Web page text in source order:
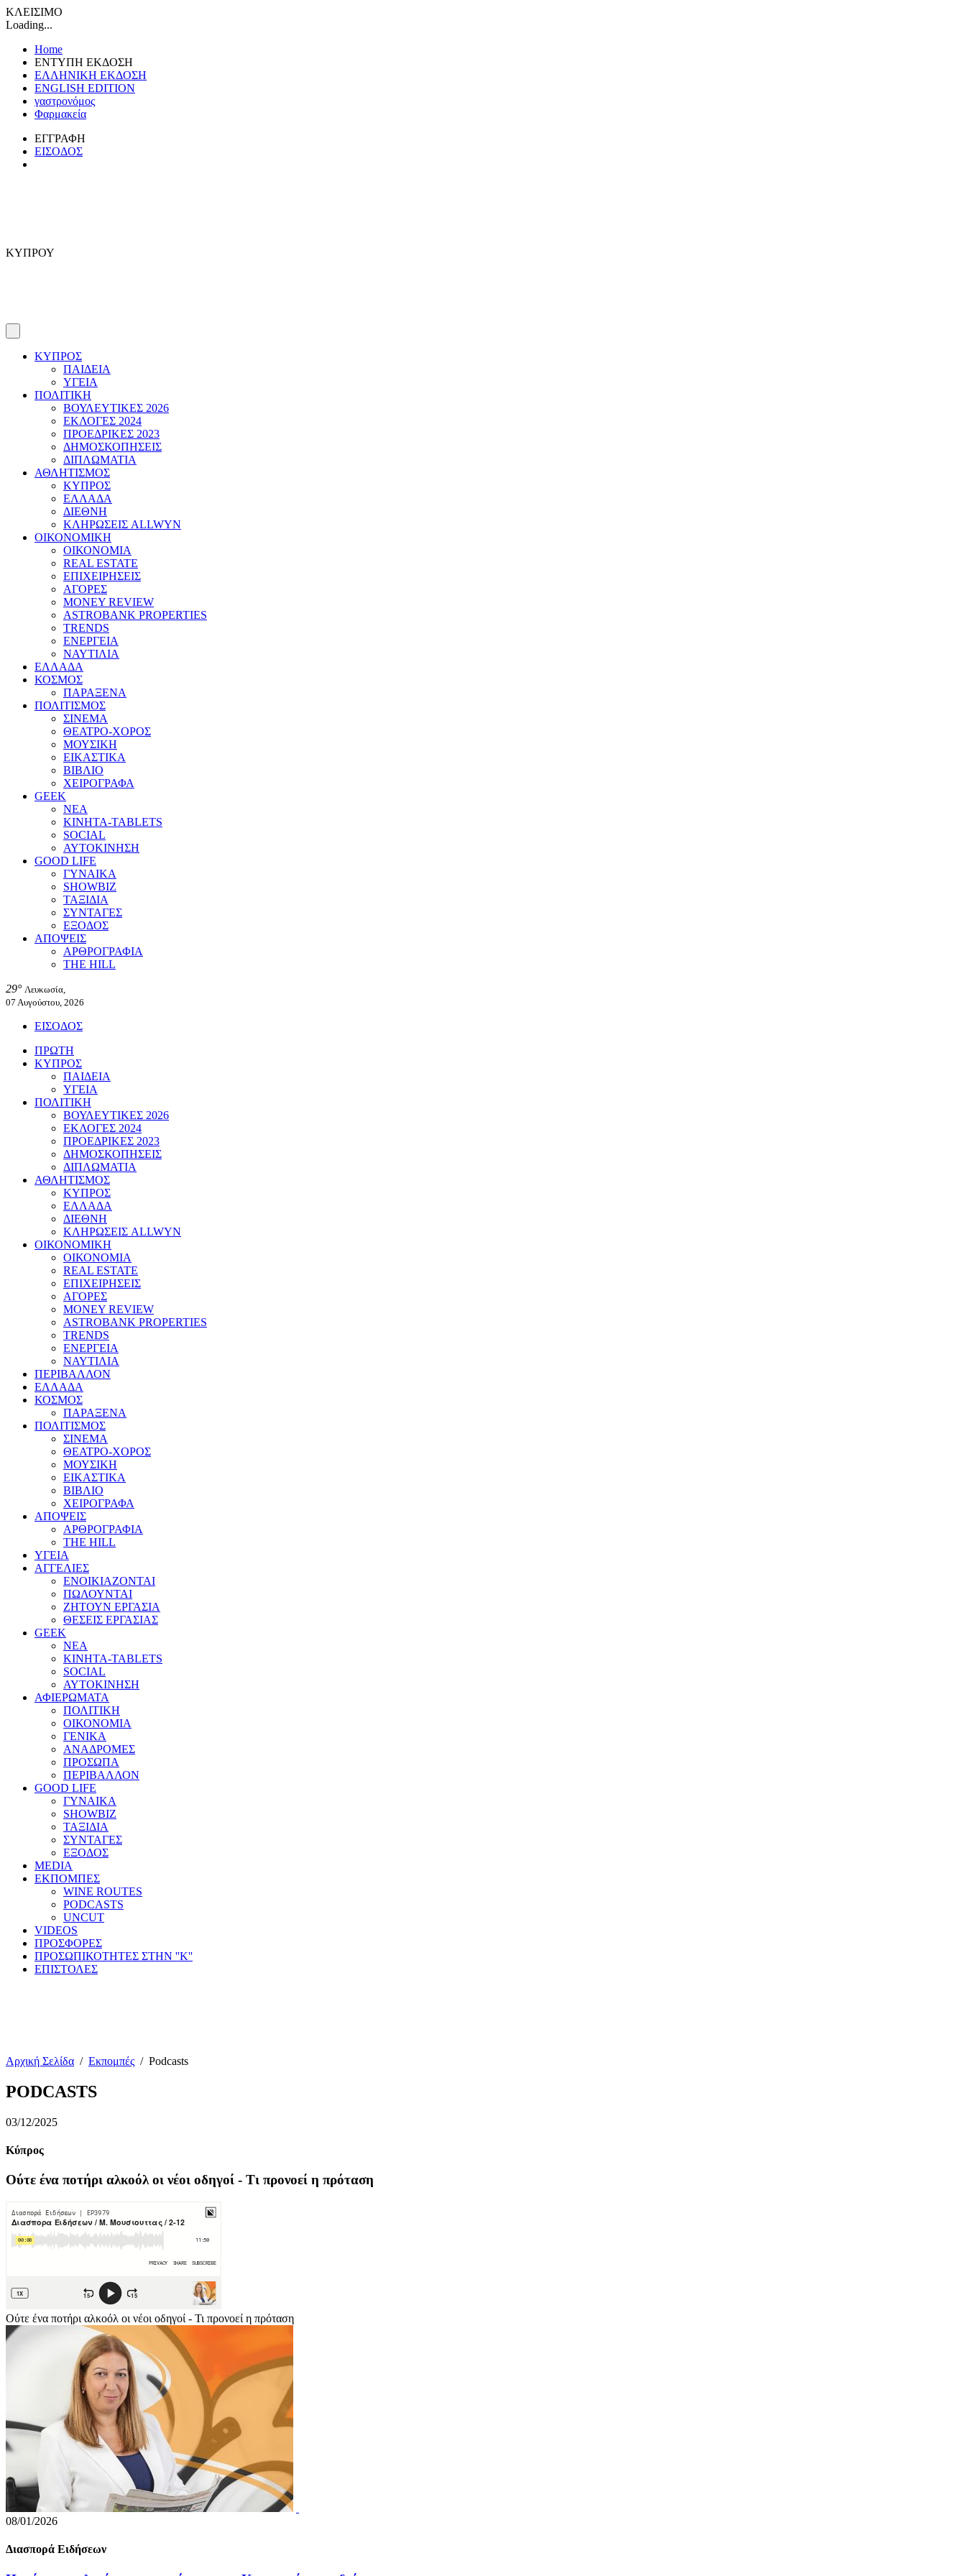
ΚΛΕΙΣΙΜΟ
Loading...
Home
ΕΝΤΥΠΗ ΕΚΔΟΣΗ
ΕΛΛΗΝΙΚΗ ΕΚΔΟΣΗ
ENGLISH EDITION
γαστρονόμος
Φαρμακεία
ΕΓΓΡΑΦΗ
ΕΙΣΟΔΟΣ
ΚΥΠΡΟΥ
ΚΥΠΡΟΣ
ΠΑΙΔΕΙΑ
ΥΓΕΙΑ
ΠΟΛΙΤΙΚΗ
ΒΟΥΛΕΥΤΙΚΕΣ 2026
ΕΚΛΟΓΕΣ 2024
ΠΡΟΕΔΡΙΚΕΣ 2023
ΔΗΜΟΣΚΟΠΗΣΕΙΣ
ΔΙΠΛΩΜΑΤΙΑ
ΑΘΛΗΤΙΣΜΟΣ
ΚΥΠΡΟΣ
ΕΛΛΑΔΑ
ΔΙΕΘΝΗ
ΚΛΗΡΩΣΕΙΣ ALLWYN
ΟΙΚΟΝΟΜΙΚΗ
ΟΙΚΟΝΟΜΙΑ
REAL ESTATE
ΕΠΙΧΕΙΡΗΣΕΙΣ
ΑΓΟΡΕΣ
MONEY REVIEW
ASTROBANK PROPERTIES
TRENDS
ΕΝΕΡΓΕΙΑ
ΝΑΥΤΙΛΙΑ
ΕΛΛΑΔΑ
ΚΟΣΜΟΣ
ΠΑΡΑΞΕΝΑ
ΠΟΛΙΤΙΣΜΟΣ
ΣΙΝΕΜΑ
ΘΕΑΤΡΟ-ΧΟΡΟΣ
ΜΟΥΣΙΚΗ
ΕΙΚΑΣΤΙΚΑ
ΒΙΒΛΙΟ
ΧΕΙΡΟΓΡΑΦΑ
GEEK
ΝΕΑ
ΚΙΝΗΤΑ-TABLETS
SOCIAL
ΑΥΤΟΚΙΝΗΣΗ
GOOD LIFE
ΓΥΝΑΙΚΑ
SHOWBIZ
ΤΑΞΙΔΙΑ
ΣΥΝΤΑΓΕΣ
ΕΞΟΔΟΣ
ΑΠΟΨΕΙΣ
ΑΡΘΡΟΓΡΑΦΙΑ
THE HILL
29° Λευκωσία,
07 Αυγούστου, 2026
ΕΙΣΟΔΟΣ
ΠΡΩΤΗ
ΚΥΠΡΟΣ
ΠΑΙΔΕΙΑ
ΥΓΕΙΑ
ΠΟΛΙΤΙΚΗ
ΒΟΥΛΕΥΤΙΚΕΣ 2026
ΕΚΛΟΓΕΣ 2024
ΠΡΟΕΔΡΙΚΕΣ 2023
ΔΗΜΟΣΚΟΠΗΣΕΙΣ
ΔΙΠΛΩΜΑΤΙΑ
ΑΘΛΗΤΙΣΜΟΣ
ΚΥΠΡΟΣ
ΕΛΛΑΔΑ
ΔΙΕΘΝΗ
ΚΛΗΡΩΣΕΙΣ ALLWYN
ΟΙΚΟΝΟΜΙΚΗ
ΟΙΚΟΝΟΜΙΑ
REAL ESTATE
ΕΠΙΧΕΙΡΗΣΕΙΣ
ΑΓΟΡΕΣ
MONEY REVIEW
ASTROBANK PROPERTIES
TRENDS
ΕΝΕΡΓΕΙΑ
ΝΑΥΤΙΛΙΑ
ΠΕΡΙΒΑΛΛΟΝ
ΕΛΛΑΔΑ
ΚΟΣΜΟΣ
ΠΑΡΑΞΕΝΑ
ΠΟΛΙΤΙΣΜΟΣ
ΣΙΝΕΜΑ
ΘΕΑΤΡΟ-ΧΟΡΟΣ
ΜΟΥΣΙΚΗ
ΕΙΚΑΣΤΙΚΑ
ΒΙΒΛΙΟ
ΧΕΙΡΟΓΡΑΦΑ
ΑΠΟΨΕΙΣ
ΑΡΘΡΟΓΡΑΦΙΑ
THE HILL
ΥΓΕΙΑ
ΑΓΓΕΛΙΕΣ
ΕΝΟΙΚΙΑΖΟΝΤΑΙ
ΠΩΛΟΥΝΤΑΙ
ΖΗΤΟΥΝ ΕΡΓΑΣΙΑ
ΘΕΣΕΙΣ ΕΡΓΑΣΙΑΣ
GEEK
ΝΕΑ
ΚΙΝΗΤΑ-TABLETS
SOCIAL
ΑΥΤΟΚΙΝΗΣΗ
ΑΦΙΕΡΩΜΑΤΑ
ΠΟΛΙΤΙΚΗ
ΟΙΚΟΝΟΜΙΑ
ΓΕΝΙΚΑ
ΑΝΑΔΡΟΜΕΣ
ΠΡΟΣΩΠΑ
ΠΕΡΙΒΑΛΛΟΝ
GOOD LIFE
ΓΥΝΑΙΚΑ
SHOWBIZ
ΤΑΞΙΔΙΑ
ΣΥΝΤΑΓΕΣ
ΕΞΟΔΟΣ
MEDIA
ΕΚΠΟΜΠΕΣ
WINE ROUTES
PODCASTS
UNCUT
VIDEOS
ΠΡΟΣΦΟΡΕΣ
ΠΡΟΣΩΠΙΚΟΤΗΤΕΣ ΣΤΗΝ ''Κ''
ΕΠΙΣΤΟΛΕΣ
Αρχική Σελίδα / Εκπομπές / Podcasts
PODCASTS
03/12/2025
Κύπρος
Ούτε ένα ποτήρι αλκοόλ οι νέοι οδηγοί - Τι προνοεί η πρόταση
Ούτε ένα ποτήρι αλκοόλ οι νέοι οδηγοί - Τι προνοεί η πρόταση
08/01/2026
Διασπορά Ειδήσεων